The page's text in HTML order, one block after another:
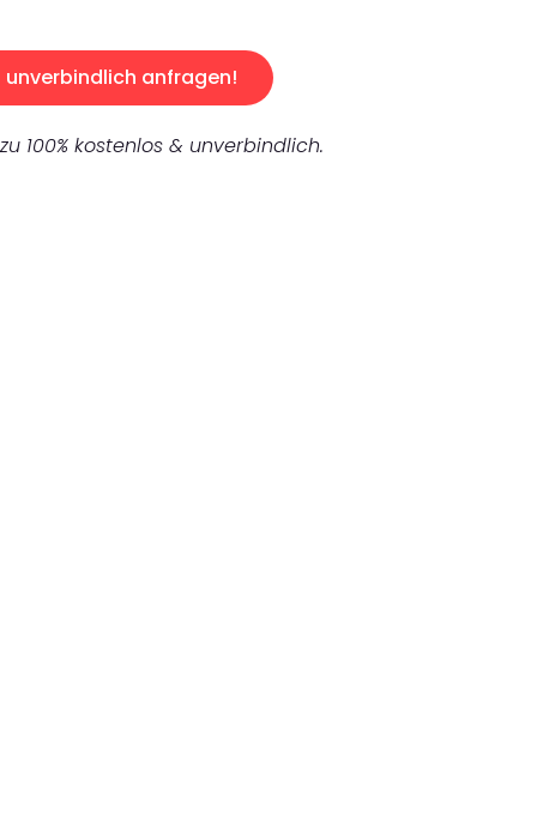
unverbindlich anfragen!
100% kostenlos & unverbindlich.